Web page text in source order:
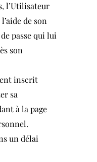
l’Utilisateur
de son
passe qui lui
son
inscrit
sa
à la page
un délai